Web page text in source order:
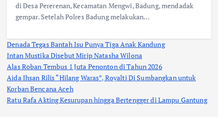
di Desa Pererenan, Kecamatan Mengwi, Badung, mendadak
gempar. Setelah Polres Badung melakukan…
Denada Tegas Bantah Isu Punya Tiga Anak Kandung
Intan Mustika Disebut Mirip Natasha Wilona
Alas Roban Tembus 1 Juta Penonton di Tahun 2026
Aida Ihsan Rilis “Hilang Waras”, Royalti Di Sumbangkan untuk
Korban Bencana Aceh
Ratu Rafa Akting Kesurupan hingga Bertengger di Lampu Gantung